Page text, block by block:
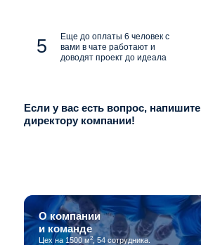
Еще до оплаты 6 человек с
вами в чате работают и
доводят проект до идеала
Если у вас есть вопрос, напишите
директору компании!
О компании
и команде
Цех на 1500 м2, 54 сотрудника.